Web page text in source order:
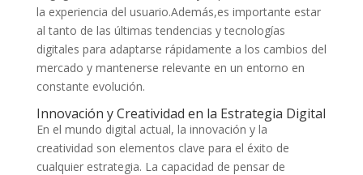
la experiencia del ⁣usuario.Además,es importante estar
al tanto ⁢de ⁤las últimas ‍tendencias y tecnologías
digitales para ⁣adaptarse ​rápidamente a los⁣ cambios del
mercado y‌ mantenerse relevante⁢ en un entorno en
constante evolución.
Innovación y ⁤Creatividad en la Estrategia Digital
En el mundo ⁢digital actual, la innovación y la
⁤creatividad son ⁤elementos clave para‌ el éxito de
cualquier estrategia. La capacidad de pensar ⁣de